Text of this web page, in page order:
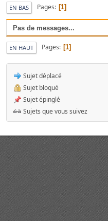
EN BAS Pages 1
Pas de messages...
EN HAUT Pages 1
Sujet déplacé
Sujet bloqué
Sujet épinglé
Sujets que vous suivez